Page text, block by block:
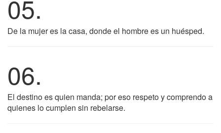
05.
De la mujer es la casa, donde el hombre es un huésped.
06.
El destino es quien manda; por eso respeto y comprendo a
quienes lo cumplen sin rebelarse.